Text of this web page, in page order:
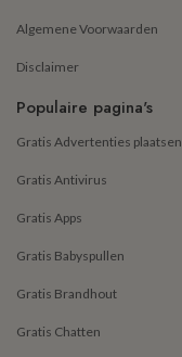
Algemene Voorwaarden
Disclaimer
Populaire pagina's
Gratis Advertenties plaatsen
Gratis Antivirus
Gratis Apps
Gratis Babyspullen
Gratis Brandhout
Gratis Chatten